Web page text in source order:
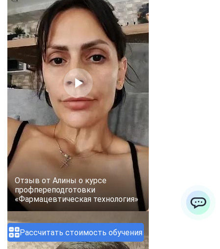
Рассчитать стоимость обучения
Отзыв от Алины о курсе
профпереподготовки
«Фармацевтическая технология»